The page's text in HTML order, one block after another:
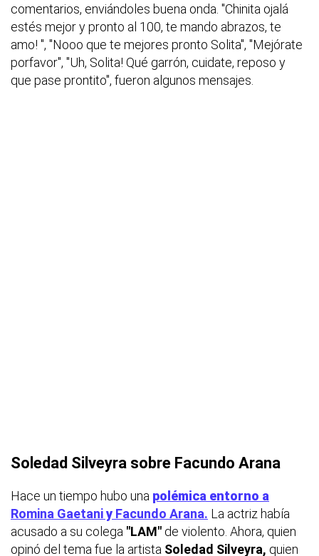
comentarios, enviándoles buena onda. "Chinita ojalá
estés mejor y pronto al 100, te mando abrazos, te
amo! ", "Nooo que te mejores pronto Solita", "Mejórate
porfavor", "Uh, Solita! Qué garrón, cuidate, reposo y
que pase prontito", fueron algunos mensajes.
Soledad Silveyra sobre Facundo Arana
Hace un tiempo hubo una polémica entorno a
Romina Gaetaniy Facundo Arana. La actriz había
acusado a su colega "LAM" de violento. Ahora, quien
opinó del tema fue la artista Soledad Silveyra, quien